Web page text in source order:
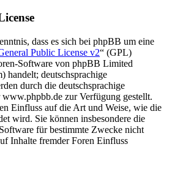
dass es sich bei phpBB um eine
Public License v2“ (GPL)
Software von phpBB Limited
handelt; deutschsprachige
durch die deutschsprachige
zur Verfügung gestellt.
Einfluss auf die Art und Weise, wie die
wird. Sie können insbesondere die
für bestimmte Zwecke nicht
Inhalte fremder Foren Einfluss